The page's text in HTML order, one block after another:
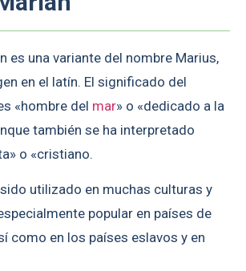
es una variante del nombre Marius,
en el latín. El significado del
«hombre del mar» o «dedicado a la
también se ha interpretado
o «cristiano.
utilizado en muchas culturas y
popular en países de
como en los países eslavos y en